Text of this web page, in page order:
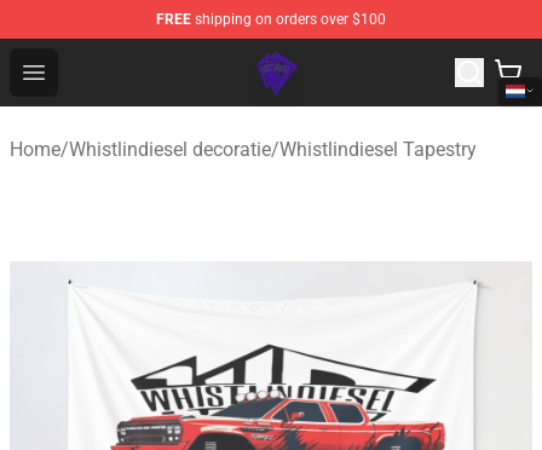
FREE shipping on orders over $100
Open menu
WhistlinDiesel Shop - Official WhistlinDiesel
Home/Whistlindiesel decoratie/Whistlindiesel Tapestry